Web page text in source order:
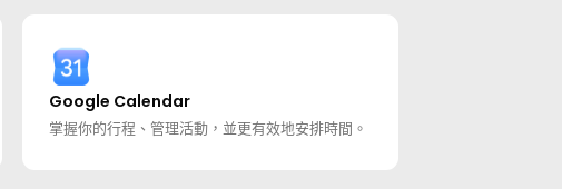
Google Calendar
掌握你的行程、管理活動，並更有效地安排時間。